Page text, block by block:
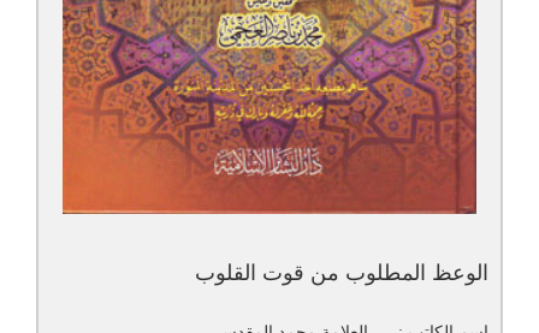
الوعظ المطلوب من قوت القلوب